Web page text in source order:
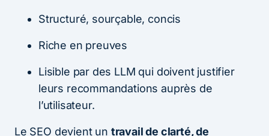
Structuré, sourçable, concis
Riche en preuves
Lisible par des LLM qui doivent justifier
leurs recommandations auprès de
l’utilisateur.
Le SEO devient un travail de clarté, de